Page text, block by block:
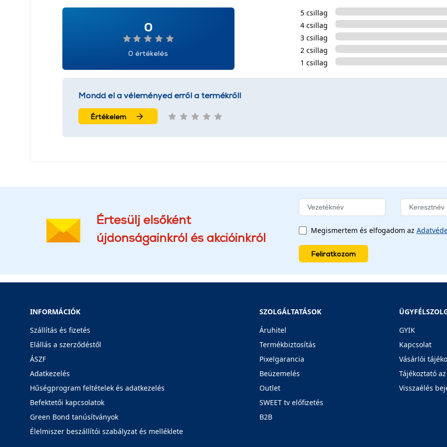
0
0 értékelés
5 csillag
4 csillag
3 csillag
2 csillag
1 csillag
Mondd el a véleményed erről a termékről!
Értékelem
Értesülj elsőként
újdonságainkról és akcióinkról
Megismertem és elfogadom az
Feliratkozom
INFORMÁCIÓK
Szállítás és fizetés
Elállás a szerződéstől
ÁSZF
Adatkezelés
Hűségprogram feltételek és adatkezelés
Befektetői kapcsolatok
Green Bond tanúsítványok
Élelmiszer beszállítói szabályzat és melléklete
SZOLGÁLTATÁSOK
Áruhitel
Termékbiztosítás
Pixelgarancia
Beüzemelés
Outlet
SWEET tv előfizetés
B2B
GYIK
Kapcsolat
Vásárlói
Tájékoztató
Visszaélés